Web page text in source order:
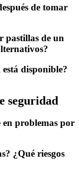
de tomar
pastillas de un
disponible?
seguridad
en problemas por
¿Qué riesgos